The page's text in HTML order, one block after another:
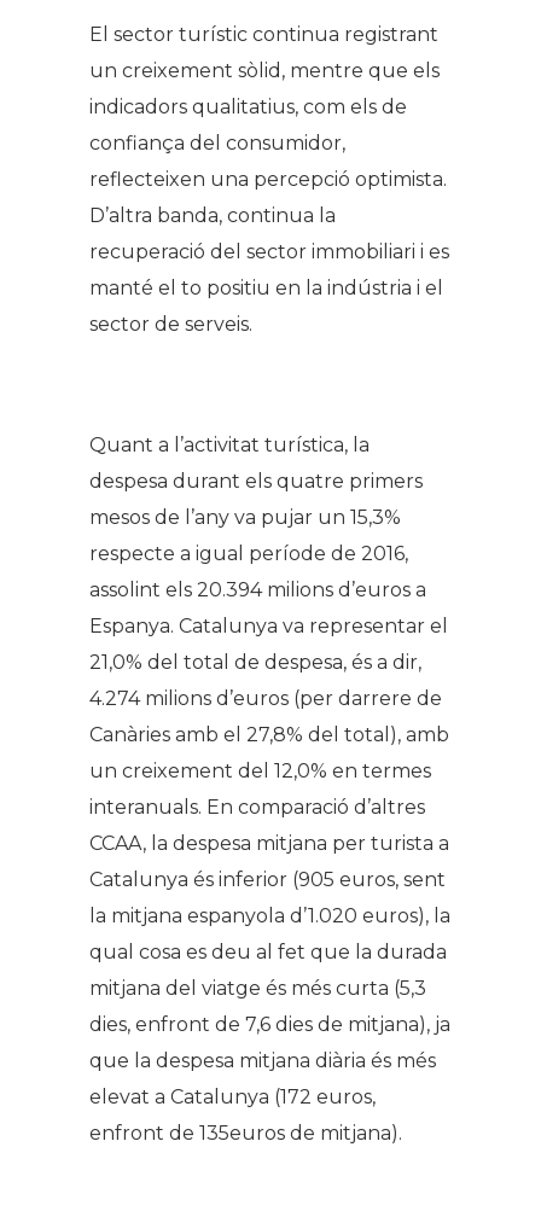
El sector turístic continua registrant
un creixement sòlid, mentre que els
indicadors qualitatius, com els de
confiança del consumidor,
reflecteixen una percepció optimista.
D’altra banda, continua la
recuperació del sector immobiliari i es
manté el to positiu en la indústria i el
sector de serveis.
Quant a l’activitat turística, la
despesa durant els quatre primers
mesos de l’any va pujar un 15,3%
respecte a igual període de 2016,
assolint els 20.394 milions d’euros a
Espanya. Catalunya va representar el
21,0% del total de despesa, és a dir,
4.274 milions d’euros (per darrere de
Canàries amb el 27,8% del total), amb
un creixement del 12,0% en termes
interanuals. En comparació d’altres
CCAA, la despesa mitjana per turista a
Catalunya és inferior (905 euros, sent
la mitjana espanyola d’1.020 euros), la
qual cosa es deu al fet que la durada
mitjana del viatge és més curta (5,3
dies, enfront de 7,6 dies de mitjana), ja
que la despesa mitjana diària és més
elevat a Catalunya (172 euros,
enfront de 135euros de mitjana).